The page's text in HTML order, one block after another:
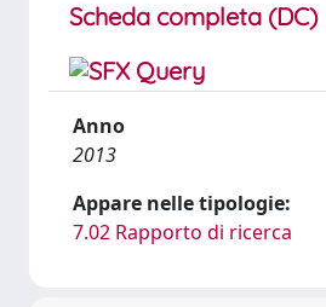
Scheda completa (DC)
Anno
2013
Appare nelle tipologie:
7.02 Rapporto di ricerca